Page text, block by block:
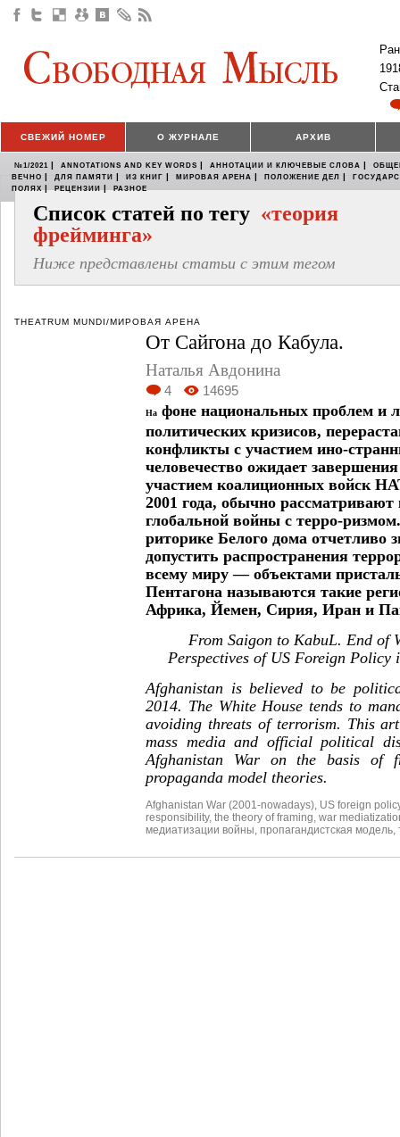
СВЕЖИЙ НОМЕР О ЖУРНАЛЕ АРХИВ
№1/2021 | ANNOTATIONS AND KEY WORDS | АННОТАЦИИ И КЛЮЧЕВЫЕ СЛОВА |
ВЕЧНО | ДЛЯ ПАМЯТИ | ИЗ КНИГ | МИРОВАЯ АРЕНА | ПОЛОЖЕНИЕ ДЕЛ |
ПОЛЯХ | РЕЦЕНЗИИ | РАЗНОЕ
Список статей по тегу «теория
фрейминга»
Ниже представлены статьи с этим тегом
THEATRUM MUNDI/МИРОВАЯ АРЕНА
От Сайгона до Кабула.
Наталья Авдонина
4 14695
На фоне национальных проблем и
политических кризисов,
конфликты с участием ино-
человечество ожидает
участием коалиционных войск
2001 года, обычно рассматривают
глобальной войны с терро-
риторике Белого дома отчетливо
допустить распространения
всему миру — объектами
Пентагона называются такие
Африка, Йемен, Сирия, Иран и
From Saigon to KabuL. End of
Perspectives of US Foreign Policy
Afghanistan is believed to be
2014. The White House tends to
avoiding threats of terrorism. This
mass media and official political
Afghanistan War on the basis of
propaganda model theories.
Afghanistan War (2001-nowadays) US foreign
responsibility, the theory of framing war
медиатизации войны пропагандистская модель